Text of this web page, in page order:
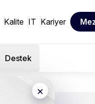
Kalite IT Kariyer
Destek
×